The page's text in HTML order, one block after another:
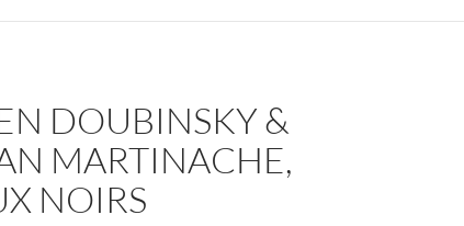
DOUBINSKY &
MARTINACHE,
NOIRS